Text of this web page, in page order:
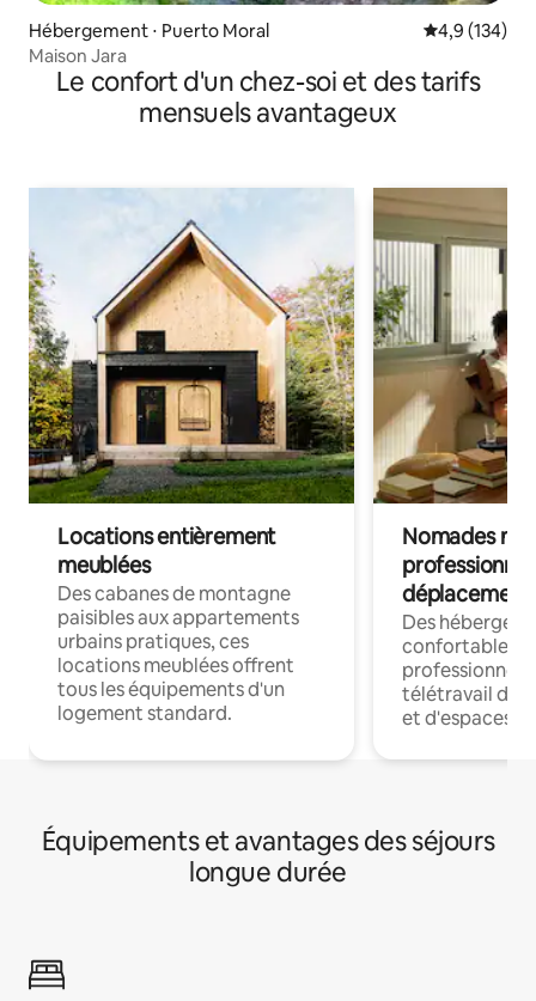
Hébergement ⋅ Puerto Moral Évaluation
4,9 (134)
Maison Jara
Le confort d'un chez-soi et des tarifs
mensuels avantageux
Locations entièrement
meublées
Des cabanes de montagne
paisibles aux appartements
urbains pratiques, ces
locations meublées offrent
tous les équipements d'un
logement standard.
Nomades
déplacement
Des
confortables
professionnels
télétravail
et d'espaces
Équipements et avantages des séjours
longue durée